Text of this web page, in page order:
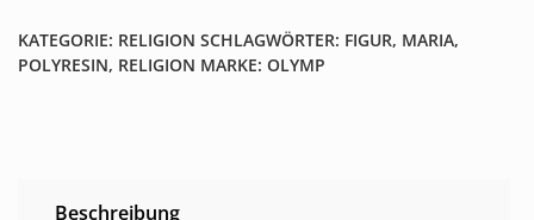
Марии)
Menge
KATEGORIE: RELIGION SCHLAGWÖRTER: FIGUR, MARIA,
POLYRESIN, RELIGION MARKE: OLYMP
Beschreibung